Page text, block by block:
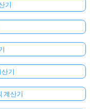
기
기
계산기